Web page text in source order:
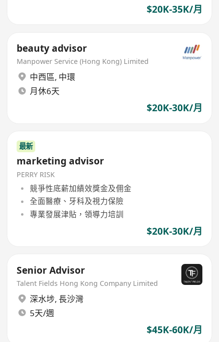
$20K-35K/月
beauty advisor
Manpower Service (Hong Kong) Limited
中西區, 中環
月休6天
$20K-30K/月
最新
marketing advisor
PERRY RISK
競爭性底薪加績效獎金及佣金
全面醫療、牙科及視力保險
專業發展津貼，領導力培訓
$20K-30K/月
Senior Advisor
Talent Fields Hong Kong Company Limited
深水埗, 長沙灣
5天/週
$45K-60K/月